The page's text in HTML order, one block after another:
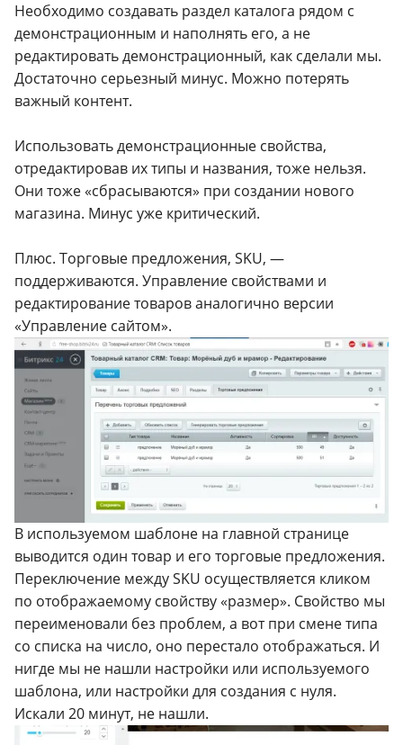
Необходимо создавать раздел каталога рядом с
демонстрационным и наполнять его, а не
редактировать демонстрационный, как сделали мы.
Достаточно серьезный минус. Можно потерять
важный контент.
Использовать демонстрационные свойства,
отредактировав их типы и названия, тоже нельзя.
Они тоже «сбрасываются» при создании нового
магазина. Минус уже критический.
Плюс. Торговые предложения, SKU, —
поддерживаются. Управление свойствами и
редактирование товаров аналогично версии
«Управление сайтом».
В используемом шаблоне на главной странице
выводится один товар и его торговые предложения.
Переключение между SKU осуществляется кликом
по отображаемому свойству «размер». Свойство мы
переименовали без проблем, а вот при смене типа
со списка на число, оно перестало отображаться. И
нигде мы не нашли настройки или используемого
шаблона, или настройки для создания с нуля.
Искали 20 минут, не нашли.